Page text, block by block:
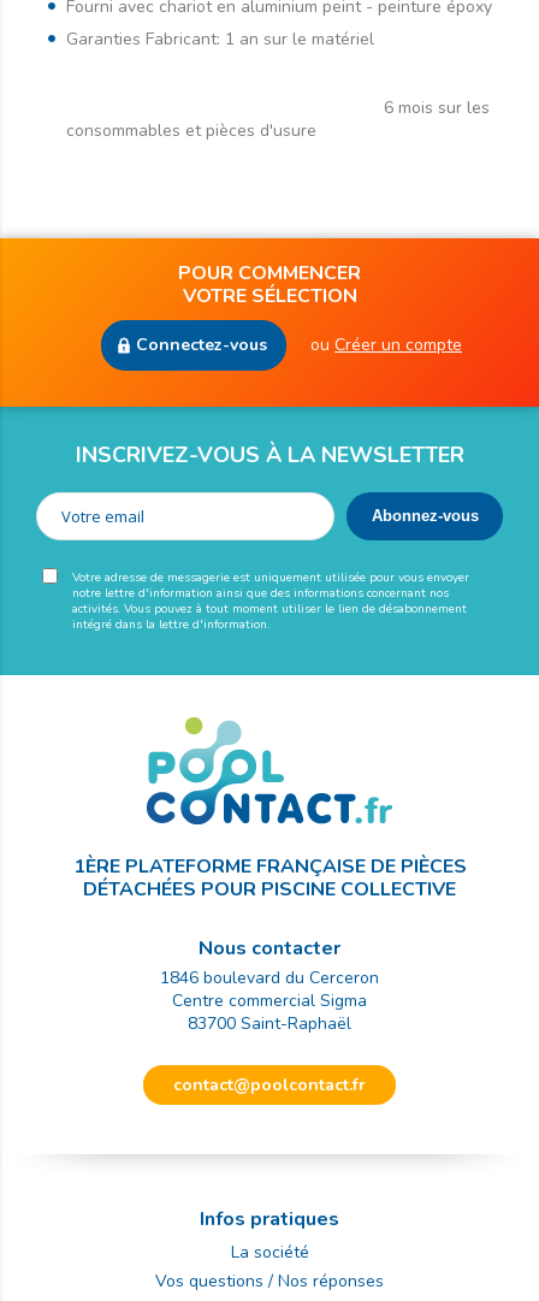
Fourni avec chariot en aluminium peint - peinture époxy
Garanties Fabricant: 1 an sur le matériel
6 mois sur les
consommables et pièces d'usure
POUR COMMENCER
VOTRE SÉLECTION
Connectez-vous ou Créer un compte
INSCRIVEZ-VOUS À LA NEWSLETTER
Votre adresse de messagerie est uniquement utilisée pour vous envoyer
notre lettre d'information ainsi que des informations concernant nos
activités. Vous pouvez à tout moment utiliser le lien de désabonnement
intégré dans la lettre d'information.
1ÈRE PLATEFORME FRANÇAISE DE PIÈCES
DÉTACHÉES POUR PISCINE COLLECTIVE
Nous contacter
1846 boulevard du Cerceron
Centre commercial Sigma
83700 Saint-Raphaël
contact@poolcontact.fr
Infos pratiques
La société
Vos questions / Nos réponses